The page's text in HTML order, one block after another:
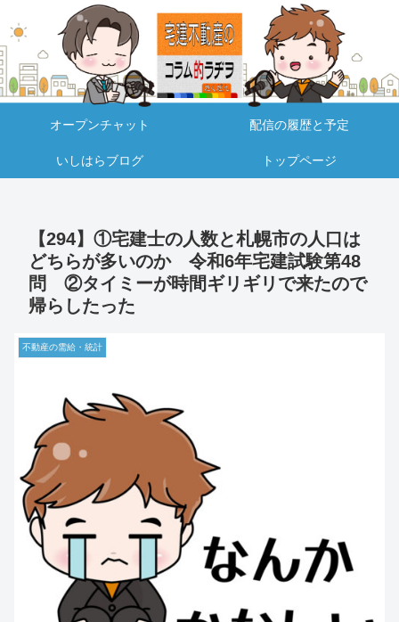
オープンチャット 配信の履歴と予定
いしはらブログ トップページ
【294】①宅建士の人数と札幌市の人口は
どちらが多いのか 令和6年宅建試験第48
問 ②タイミーが時間ギリギリで来たので
帰らしたった
不動産の需給・統計